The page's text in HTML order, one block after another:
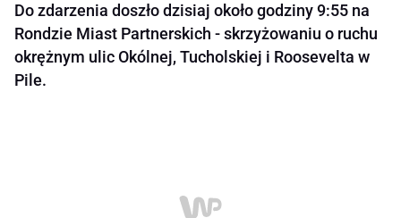
Do zdarzenia doszło dzisiaj około godziny 9:55 na
Rondzie Miast Partnerskich - skrzyżowaniu o ruchu
okrężnym ulic Okólnej, Tucholskiej i Roosevelta w
Pile.